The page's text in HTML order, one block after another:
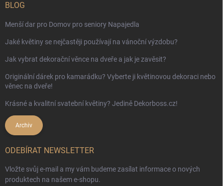
BLOG
Menší dar pro Domov pro seniory Napajedla
Jaké květiny se nejčastěji používají na vánoční výzdobu?
Jak vybrat dekorační věnce na dveře a jak je zavěsit?
Originální dárek pro kamarádku? Vyberte ji květinovou dekoraci nebo
věnec na dveře!
Krásné a kvalitní svatební květiny? Jedině Dekorboss.cz!
Archiv
ODEBÍRAT NEWSLETTER
Vložte svůj e-mail a my vám budeme zasílat informace o nových
produktech na našem e-shopu.